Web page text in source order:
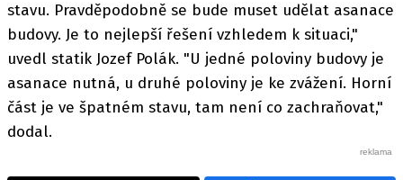
stavu. Pravděpodobně se bude muset udělat asanace
budovy. Je to nejlepší řešení vzhledem k situaci,"
uvedl statik Jozef Polák. "U jedné poloviny budovy je
asanace nutná, u druhé poloviny je ke zvážení. Horní
část je ve špatném stavu, tam není co zachraňovat,"
dodal.